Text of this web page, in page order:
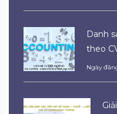
Danh
theo
Ngày